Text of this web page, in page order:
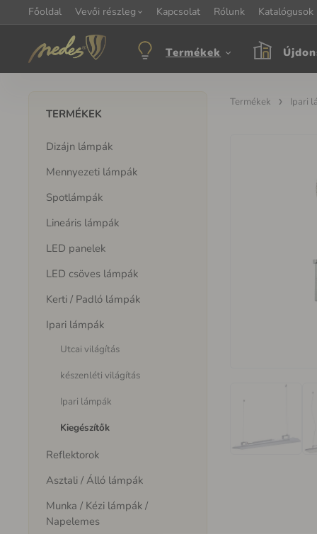
Főoldal Vevői részleg Kapcsolat Rólunk Katalógusok
Információ:objednavkacz@nedes.sk Kapcsolat:+421 907 263 473
Termékek
TERMÉKEK
Dizájn lámpák
Mennyezeti lámpák
Spotlámpák
Lineáris lámpák
LED panelek
LED csöves lámpák
Kerti / Padló lámpák
Ipari lámpák
Utcai világítás
készenléti világítás
Ipari lámpák
Kiegészítők
Reflektorok
Asztali / Álló lámpák
Munka / Kézi lámpák /
Napelemes
Termékek Ipari